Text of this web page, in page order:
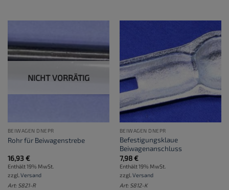
NICHT VORRÄTIG
BEIWAGEN DNEPR
Rohr für Beiwagenstrebe
16,93 €
Enthält 19% MwSt.
zzgl. Versand
Art: S821-R
BEIWAGEN DNEPR
Befestigungsklaue
Beiwagenanschluss
7,98€
Enthält 19% MwSt.
zzgl. Versand
Art: S812-K